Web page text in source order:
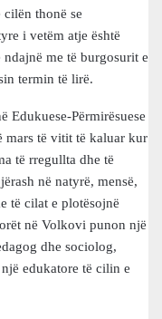
thonë se
i vetëm atje është
me të burgosurit e
termin të lirë.
Edukuese-Përmirësuese
mars të vitit të kaluar kur
të rregullta dhe të
në natyrë, mensë,
të cilat e plotësojnë
në Volkovi punon një
dhe sociolog,
edukatore të cilin e